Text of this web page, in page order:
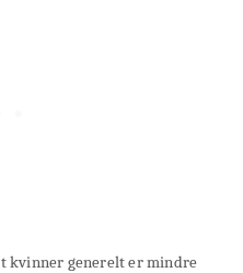
kvinner generelt er mindre